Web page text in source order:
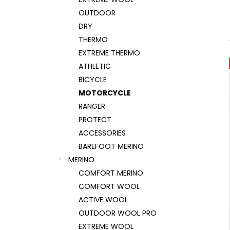
OUTDOOR
DRY
THERMO
EXTREME THERMO
ATHLETIC
BICYCLE
MOTORCYCLE
RANGER
PROTECT
ACCESSORIES
BAREFOOT MERINO
MERINO
COMFORT MERINO
COMFORT WOOL
ACTIVE WOOL
OUTDOOR WOOL PRO
EXTREME WOOL